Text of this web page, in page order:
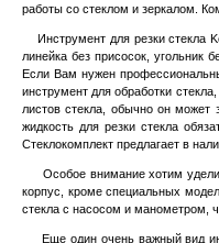
работы со стеклом и зеркалом.
Инструмент для резки стекла
линейка без присосок, угольник
Если Вам нужен
инструмент для обработки
листов стекла, обычно он может
жидкость для резки стекла
Стеклокомплект предлагает в
Особое внимание хотим
корпус, кроме специальных
стекла с насосом и манометром,
Еще один очень важный вид